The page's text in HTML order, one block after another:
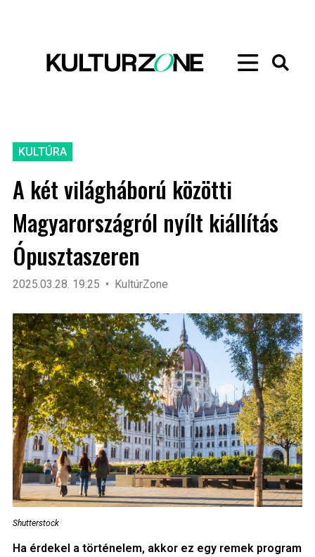
KULTÚRA
A két világháború közötti
Magyarországról nyílt kiállítás
Ópusztaszeren
2025.03.28. 19:25 KultúrZone
Shutterstock
Ha érdekel a történelem, akkor ez egy remek program